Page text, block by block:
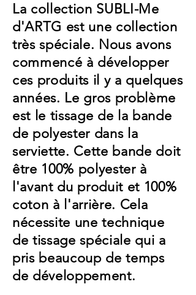
La collection SUBLI-Me
d'ARTG est une collection
très spéciale. Nous avons
commencé à développer
ces produits il y a quelques
années. Le gros problème
est le tissage de la bande
de polyester dans la
serviette. Cette bande doit
être 100% polyester à
l'avant du produit et 100%
coton à l'arrière. Cela
nécessite une technique
de tissage spéciale qui a
pris beaucoup de temps
de développement.